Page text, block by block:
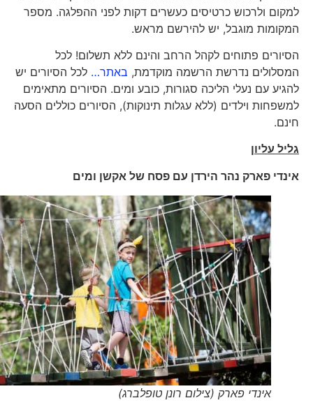
למקום ולרכוש כרטיסים כעשרים דקות לפני ההפלגה. מספר
המקומות מוגבל, יש להירשם מראש.
הסיורים פתוחים לקהל הרחב והינם ללא תשלום! לכל
המסלולים נדרשת הרשמה מוקדמת,באתר…לכל הסיורים יש
להגיע עם נעלי הליכה סגורות, כובע ומים. הסיורים מתאימים
למשפחות וילדים (ללא עגלות תינוקות), הסיורים כוללים הסעה
חינם.
גליל עליון
אינדי פארק נהר הירדן עם פסח של אקשן ומים
אינדי פארק (צילום רונן טופלברג)